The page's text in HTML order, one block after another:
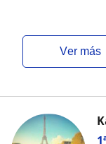
ver más